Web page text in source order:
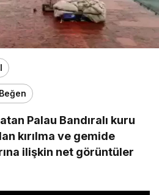
Beğen
Palau Bandıralı kuru
kırılma ve gemide
ilişkin net görüntüler